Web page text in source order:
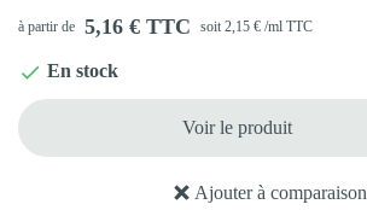
Ajouter à comparaison
à partir de 5,16 € TTC soit 2,15 € /ml TTC
 En stock
Voir le produit